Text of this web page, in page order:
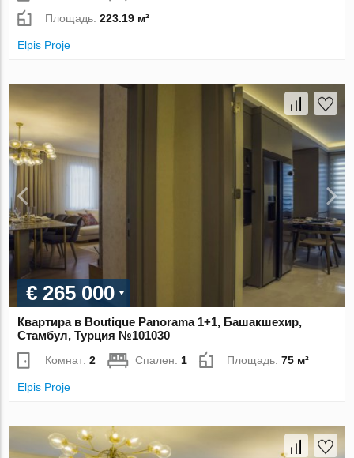
Площадь:223.19 м²
Elpis Proje
€ 265 000
Квартира в Boutique Panorama 1+1, Башакшехир,
Стамбул, Турция №101030
Комнат:2 Спален:1 Площадь:75 м²
Elpis Proje